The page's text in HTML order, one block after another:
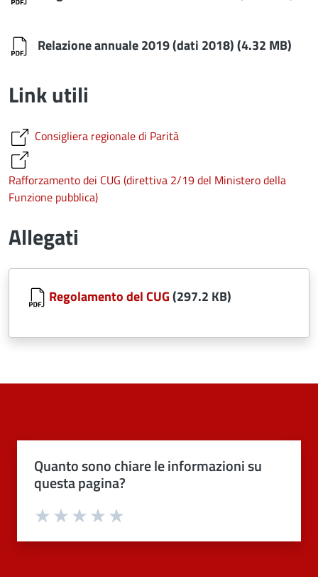
Relazione annuale 2019 (dati 2018)(4.32 MB)
Link utili
Consigliera regionale di Parità
Rafforzamento dei CUG (direttiva 2/19 del Ministero della
Funzione pubblica)
Allegati
Document
Regolamento del CUG(297.2 KB)
Quanto sono chiare le informazioni su
questa pagina?
Valuta 4 stelle su 5
Valuta 3 stelle su 5
Valuta 2 stelle su 5
Valuta 1 stelle su 5